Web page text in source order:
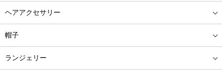
ヘアアクセサリー
帽子
ランジェリー